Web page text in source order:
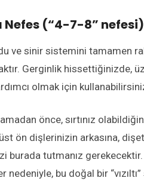
Nefes (“4-7-8” nefesi)
ve sinir sistemini tamamen
Gerginlik hissettiğinizde,
olmak için
önce, sırtınız
ön dişlerinizin arkasına,
burada tutmanız
bu doğal bir